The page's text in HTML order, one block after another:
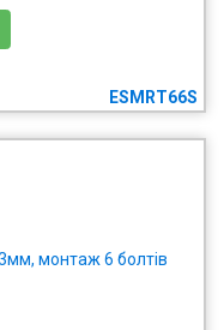
ESMRT66S